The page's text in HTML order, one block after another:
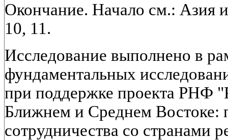
Окончание. Начало см.: Азия
10, 11.
Исследование выполнено в
фундаментальных
при поддержке проекта РНФ
Ближнем и Среднем Востоке:
сотрудничества со странами